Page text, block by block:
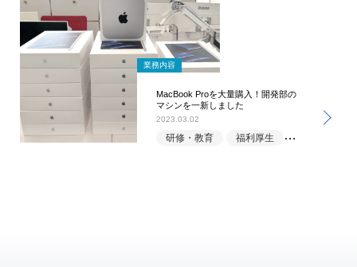
業務内容
MacBook Proを大量購入！開発部の
マシンを一新しました
2023.03.02
研修・教育 福利厚生